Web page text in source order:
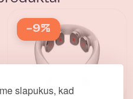
slapukus, kad
-9%